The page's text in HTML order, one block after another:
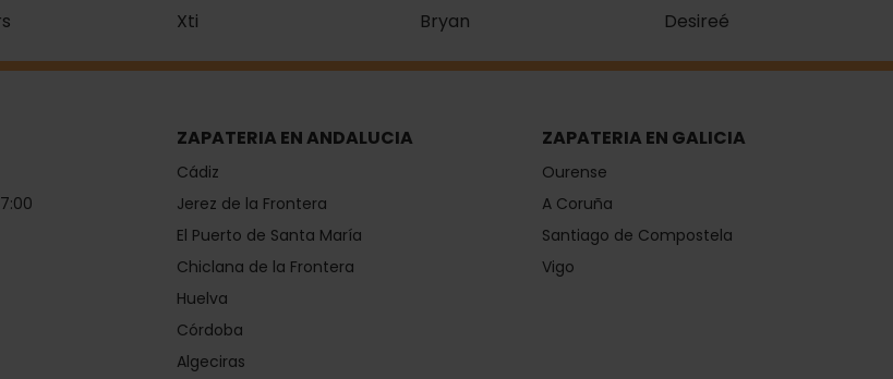
Xti Bryan Desireé
ZAPATERIA EN ANDALUCIA
Cádiz
Jerez de la Frontera
El Puerto de Santa María
Chiclana de la Frontera
Huelva
Córdoba
Algeciras
ZAPATERIA EN GALICIA
Ourense
A Coruña
Santiago de Compostela
Vigo